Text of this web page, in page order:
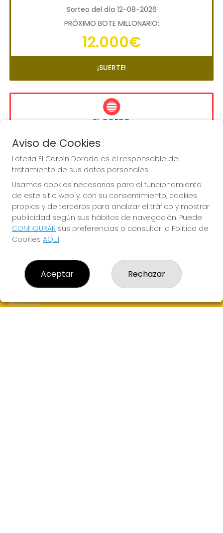
Sorteo del día 12-08-2026
PRÓXIMO BOTE MILLONARIO:
12.000€
¡SUERTE!
EL GORDO
Sorteo del día 16-08-2026
13.200.000€
JUGAR EL GORDO
LOTERÍA EL CARPÍN DORADO
¿Quiénes somos?
Resultados
Aviso de Cookies
Lotería El Carpín Dorado es el responsable del
tratamiento de sus datos personales.
Usamos cookies necesarias para el funcionamiento
de este sitio web y, con su consentimiento, cookies
propias y de terceros para analizar el tráfico y mostrar
publicidad según sus hábitos de navegación. Puede
CONFIGURAR sus preferencias o consultar la Política de
Cookies AQUÍ.
Aceptar Rechazar